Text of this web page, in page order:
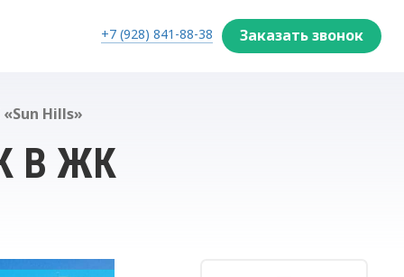
+7 (928) 841-88-38 Заказать звонок
Найти
Hills»
В ЖК